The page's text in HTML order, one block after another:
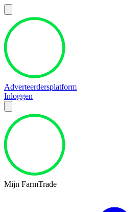
Adverteerdersplatform
Inloggen
Mijn FarmTrade